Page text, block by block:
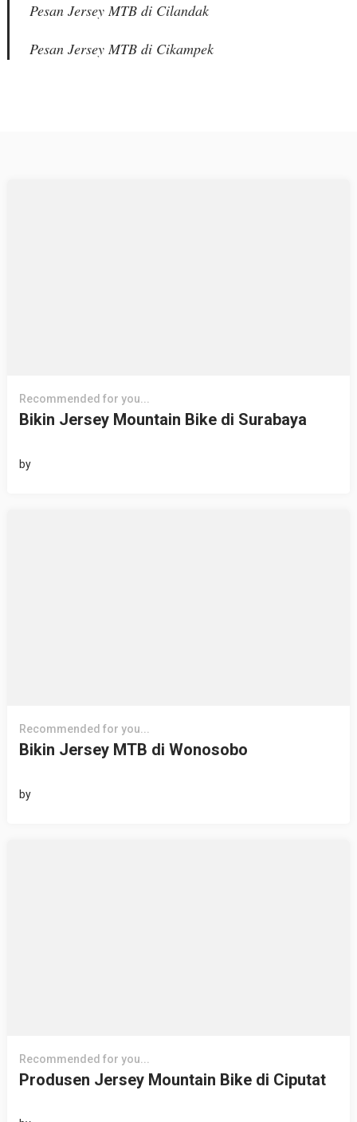
Pesan Jersey MTB di Cilandak
Pesan Jersey MTB di Cikampek
Recommended for you...
Bikin Jersey Mountain Bike di Surabaya
by
Recommended for you...
Bikin Jersey MTB di Wonosobo
by
Recommended for you...
Produsen Jersey Mountain Bike di Ciputat